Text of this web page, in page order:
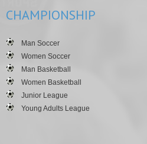
CHAMPIONSHIP
Man Soccer
Women Soccer
Man Basketball
Women Basketball
Junior League
Young Adults League